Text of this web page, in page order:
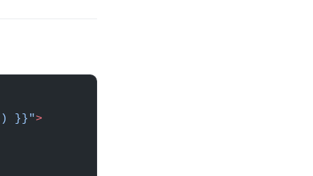
}}">